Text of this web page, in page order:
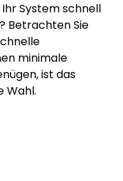
System schnell
Betrachten Sie
minimale
ist das
Wahl.